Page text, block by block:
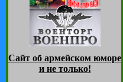
Сайт об армейском юморе
и не только!